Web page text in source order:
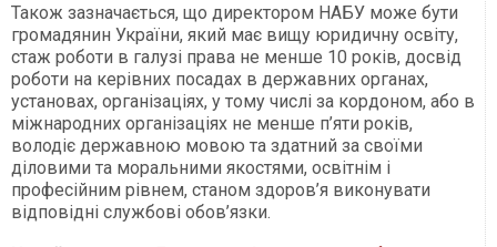
Також зазначається, що директором НАБУ може бути
громадянин України, який має вищу юридичну освіту,
стаж роботи в галузі права не менше 10 років, досвід
роботи на керівних посадах в державних органах,
установах, організаціях, у тому числі за кордоном, або в
міжнародних організаціях не менше п’яти років,
володіє державною мовою та здатний за своїми
діловими та моральними якостями, освітнім і
професійним рівнем, станом здоров’я виконувати
відповідні службові обов’язки.